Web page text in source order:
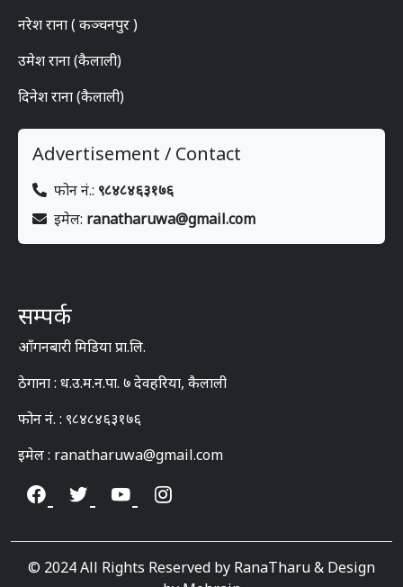
नरेश राना ( कञ्चनपुर )
उमेश राना (कैलाली)
दिनेश राना (कैलाली)
Advertisement / Contact
फोन नं.: ९८४८४६३१७६
इमेल: ranatharuwa@gmail.com
सम्पर्क
आँगनबारी मिडिया प्रा.लि.
ठेगाना : ध.उ.म.न.पा. ७ देवहरिया, कैलाली
फोन नं. : ९८४८४६३१७६
इमेल : ranatharuwa@gmail.com
© 2024 All Rights Reserved by RanaTharu & Design